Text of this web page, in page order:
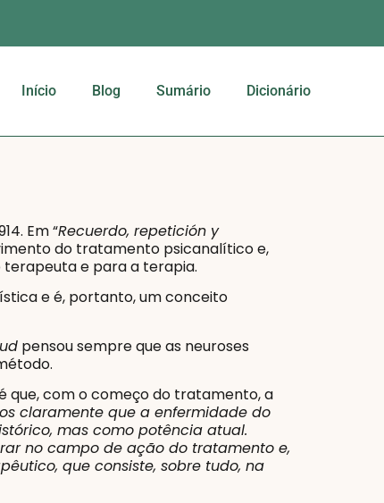
Início Blog Sumário Dicionário
Em “Recuerdo, repetición y
do tratamento psicanalítico e,
terapeuta e para a terapia.
e é, portanto, um conceito
pensou sempre que as neuroses
que, com o começo do tratamento, a
claramente que a enfermidade do
mas como potência atual.
no campo de ação do tratamento e,
que consiste, sobre tudo, na